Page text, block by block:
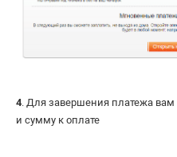
4. Для завершения платежа
и сумму к оплате